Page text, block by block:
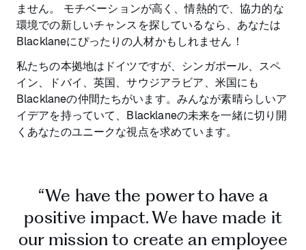
ません。 モチベーションが高く、情熱的で、協力的な
環境での新しいチャンスを探しているなら、あなたは
Blacklaneにぴったりの人材かもしれません！
私たちの本拠地はドイツですが、シンガポール、スペ
イン、ドバイ、英国、サウジアラビア、米国にも
Blacklaneの仲間たちがいます。みんなが素晴らしいア
イデアを持っていて、Blacklaneの未来を一緒に切り開
くあなたのユニークな視点を求めています。
“We have the power to have a
positive impact. We have made it
our mission to create an employee